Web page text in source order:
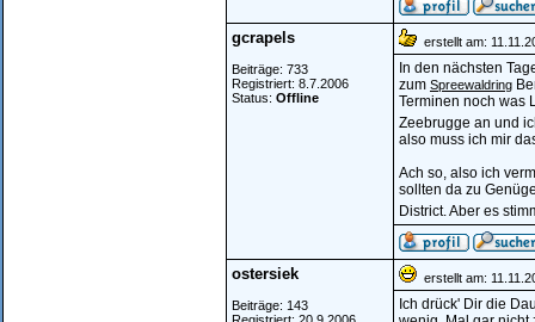
gcrapels
Beiträge: 733
Registriert: 8.7.2006
Status: Offline
erstellt am:
In den nächsten
zum Spreewaldring
Terminen noch was
Zeebrugge an und
also muss ich mir
Ach so, also ich
sollten da zu
District. Aber es
ostersiek
Beiträge: 143
erstellt am:
Ich drück' Dir die